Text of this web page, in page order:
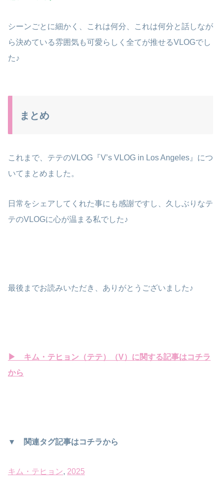
シーンごとに細かく、これは何分、これは何分と話しなが
ら決めている雰囲気も可愛らしく全てが推せるVLOGでし
た♪
まとめ
これまで、テテのVLOG『V’s VLOG in Los Angeles』につ
いてまとめました。
日常をシェアしてくれた事にも感謝ですし、久しぶりなテ
テのVLOGに心が温まる私でした♪
最後までお読みいただき、ありがとうございました♪
▶ キム・テヒョン（テテ）（V）に関する記事はコチラ
から
▼ 関連タグ記事はコチラから
キム・テヒョン, 2025